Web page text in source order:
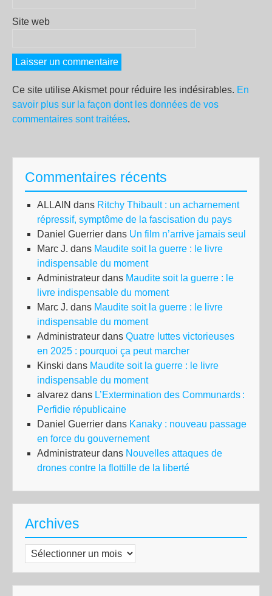
Site web
Ce site utilise Akismet pour réduire les indésirables. En
savoir plus sur la façon dont les données de vos
commentaires sont traitées.
Commentaires récents
ALLAIN dans Ritchy Thibault : un acharnement
répressif, symptôme de la fascisation du pays
Daniel Guerrier dans Un film n’arrive jamais seul
Marc J. dans Maudite soit la guerre : le livre
indispensable du moment
Administrateur dans Maudite soit la guerre : le
livre indispensable du moment
Marc J. dans Maudite soit la guerre : le livre
indispensable du moment
Administrateur dans Quatre luttes victorieuses
en 2025 : pourquoi ça peut marcher
Kinski dans Maudite soit la guerre : le livre
indispensable du moment
alvarez dans L’Extermination des Communards :
Perfidie républicaine
Daniel Guerrier dans Kanaky : nouveau passage
en force du gouvernement
Administrateur dans Nouvelles attaques de
drones contre la flottille de la liberté
Archives
Archives